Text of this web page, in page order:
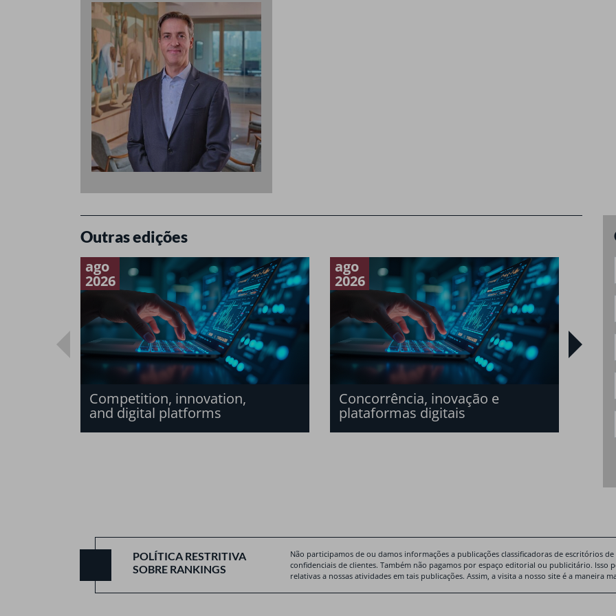
Outras edições
ago
2026
Competition, innovation,
and digital platforms
ago
2026
Concorrência, inovação e
plataformas digitais
O
POLÍTICA RESTRITIVA
SOBRE RANKINGS
Não participamos de ou damos informações a publicações classificadoras de escritórios
confidenciais de clientes. Também não pagamos por espaço editorial ou publicitário. Isso
relativas a nossas atividades em tais publicações. Assim, a visita a nosso site é a maneira